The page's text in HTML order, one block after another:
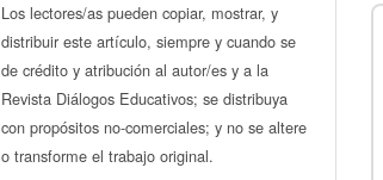
Los lectores/as pueden copiar, mostrar, y
distribuir este artículo, siempre y cuando se
de crédito y atribución al autor/es y a la
Revista Diálogos Educativos; se distribuya
con propósitos no-comerciales; y no se altere
o transforme el trabajo original.